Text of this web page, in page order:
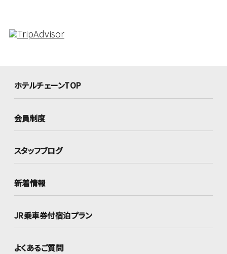
ホテルチェーンTOP
会員制度
スタッフブログ
新着情報
JR乗車券付宿泊プラン
よくあるご質問